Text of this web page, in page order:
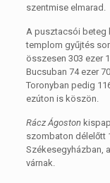
szentmise elmarad.
A pusztacsói beteg
templom gyűjtés
összesen 303 ezer
Bucsuban 74 ezer
Toronyban pedig
ezúton is köszön.
Rácz Ágostonkispap
szombaton délelőtt
Székesegyházban,
várnak.